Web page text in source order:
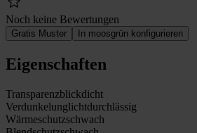
Noch keine Bewertungen
Gratis Muster In moosgrün konfigurieren
Eigenschaften
Transparenzblickdicht
Verdunkelunglichtdurchlässig
Wärmeschutzschwach